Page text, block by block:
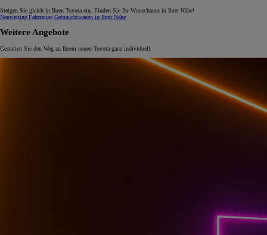
Steigen Sie gleich in Ihren Toyota ein. Finden Sie Ihr Wunschauto in Ihrer Nähe!
Neuwertige Fahrzeuge Gebrauchtwagen in Ihrer Nähe
Weitere Angebote
Gestalten Sie den Weg zu Ihrem neuen Toyota ganz individuell.